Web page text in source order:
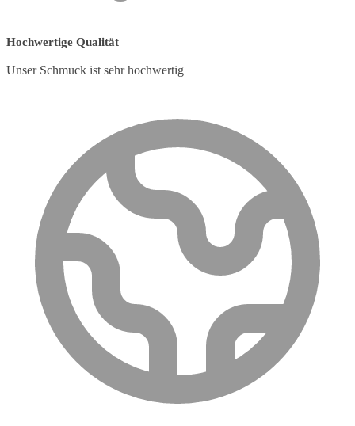
Hochwertige Qualität
Unser Schmuck ist sehr hochwertig